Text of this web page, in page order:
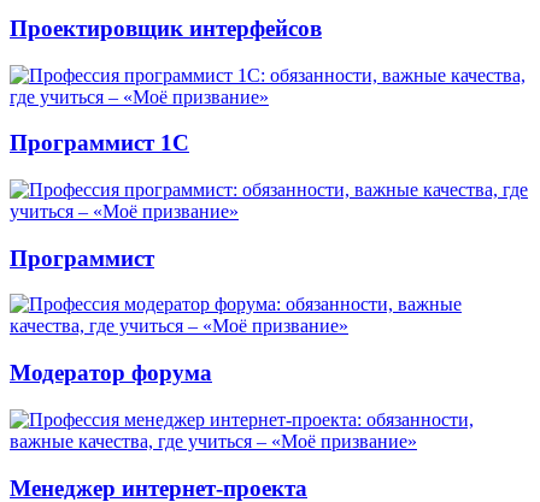
Проектировщик интерфейсов
Программист 1С
Программист
Модератор форума
Менеджер интернет-проекта